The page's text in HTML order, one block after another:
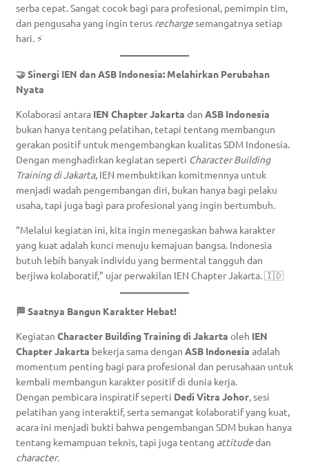
serba cepat. Sangat cocok bagi para profesional, pemimpin tim,
dan pengusaha yang ingin terus rechargesemangatnya setiap
hari. ⚡
🤝 Sinergi IEN dan ASB Indonesia: Melahirkan Perubahan
Nyata
Kolaborasi antara IEN Chapter Jakarta dan ASB Indonesia
bukan hanya tentang pelatihan, tetapi tentang membangun
gerakan positif untuk mengembangkan kualitas SDM Indonesia.
Dengan menghadirkan kegiatan seperti Character Building
Training di Jakarta, IEN membuktikan komitmennya untuk
menjadi wadah pengembangan diri, bukan hanya bagi pelaku
usaha, tapi juga bagi para profesional yang ingin bertumbuh.
“Melalui kegiatan ini, kita ingin menegaskan bahwa karakter
yang kuat adalah kunci menuju kemajuan bangsa. Indonesia
butuh lebih banyak individu yang bermental tangguh dan
berjiwa kolaboratif,” ujar perwakilan IEN Chapter Jakarta. 🇮🇩
🏁 Saatnya Bangun Karakter Hebat!
Kegiatan Character Building Training di Jakarta oleh IEN
Chapter Jakarta bekerja sama dengan ASB Indonesia adalah
momentum penting bagi para profesional dan perusahaan untuk
kembali membangun karakter positif di dunia kerja.
Dengan pembicara inspiratif seperti Dedi Vitra Johor, sesi
pelatihan yang interaktif, serta semangat kolaboratif yang kuat,
acara ini menjadi bukti bahwa pengembangan SDM bukan hanya
tentang kemampuan teknis, tapi juga tentang attitudedan
character.